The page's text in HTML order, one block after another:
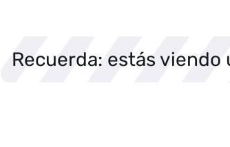
Recuerda: estás viendo